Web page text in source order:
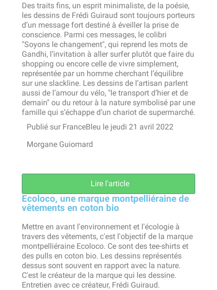
Des traits fins, un esprit minimaliste, de la poésie,
les dessins de Frédi Guiraud sont toujours porteurs
d’un message fort destiné à éveiller la prise de
conscience. Parmi ces messages, le colibri
"Soyons le changement", qui reprend les mots de
Gandhi, l’invitation à aller surfer plutôt que faire du
shopping ou encore celle de vivre simplement,
représentée par un homme cherchant l’équilibre
sur une slackline. Les dessins de l’artisan parlent
aussi de l’amour du vélo, "le transport d’hier et de
demain" ou du retour à la nature symbolisé par une
famille qui s’échappe d’un chariot de supermarché.
Publié sur FranceBleu le jeudi 21 avril 2022
Morgane Guiomard
Lire l'article
Ecoloco, une marque montpelliéraine de
vêtements en coton bio
Mettre en avant l'environnement et l'écologie à
travers des vêtements, c'est l'objectif de la marque
montpelliéraine Ecoloco. Ce sont des tee-shirts et
des pulls en coton bio. Les dessins représentés
dessus sont souvent en rapport avec la nature.
C'est le créateur de la marque qui les dessine.
Entretien avec ce créateur, Frédi Guiraud.